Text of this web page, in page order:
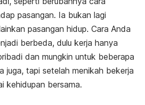
pasangan. Ia bukan lagi
pasangan hidup. Cara Anda
berbeda, dulu kerja hanya
dan mungkin untuk beberapa
juga, tapi setelah menikah bekerja
kehidupan bersama.